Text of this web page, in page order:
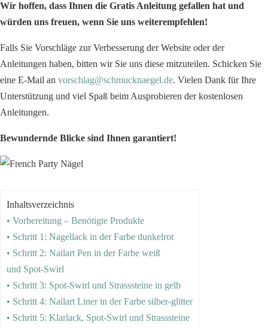
Wir hoffen, dass Ihnen die Gratis Anleitung gefallen hat und
würden uns freuen, wenn Sie uns weiterempfehlen!
Falls Sie Vorschläge zur Verbesserung der Website oder der
Anleitungen haben, bitten wir Sie uns diese mitzuteilen. Schicken Sie
eine E-Mail an vorschlag@schmucknaegel.de. Vielen Dank für Ihre
Unterstützung und viel Spaß beim Ausprobieren der kostenlosen
Anleitungen.
Bewundernde Blicke sind Ihnen garantiert!
Inhaltsverzeichnis
• Vorbereitung – Benötigte Produkte
• Schritt 1: Nagellack in der Farbe dunkelrot
• Schritt 2: Nailart Pen in der Farbe weiß
und Spot-Swirl
• Schritt 3: Spot-Swirl und Strasssteine in gelb
• Schritt 4: Nailart Liner in der Farbe silber-glitter
• Schritt 5: Klarlack, Spot-Swirl und Strasssteine